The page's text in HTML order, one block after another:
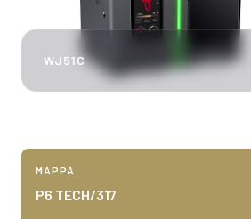
WJ51C
MAPPA
P6 TECH/317